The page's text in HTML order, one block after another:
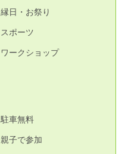
縁日・お祭り
スポーツ
ワークショップ
駐車無料
親子で参加